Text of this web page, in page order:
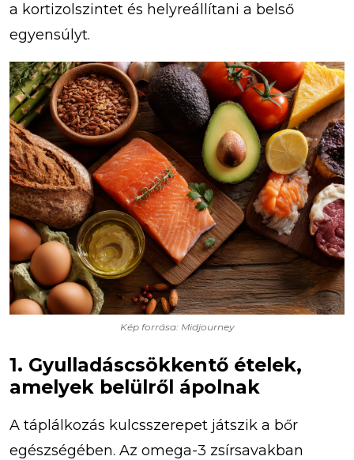
a kortizolszintet és helyreállítani a belső
egyensúlyt.
Kép forrása: Midjourney
1. Gyulladáscsökkentő ételek,
amelyek belülről ápolnak
A táplálkozás kulcsszerepet játszik a bőr
egészségében. Az omega-3 zsírsavakban